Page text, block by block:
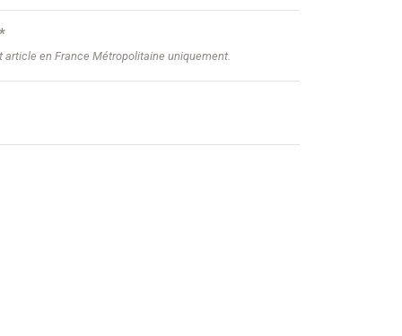
article en France Métropolitaine uniquement.